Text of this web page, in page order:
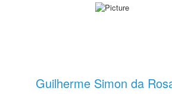
Guilherme Simon da